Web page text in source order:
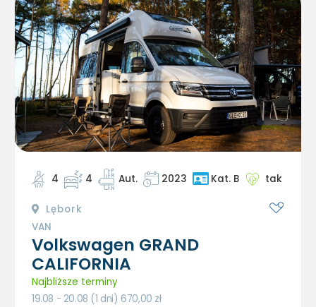
4 4 Aut. 2023 Kat. B tak
Lębork
VAN
Volkswagen GRAND
CALIFORNIA
Najbliższe terminy
19.08 - 20.08 (1 dni) 670,00 zł